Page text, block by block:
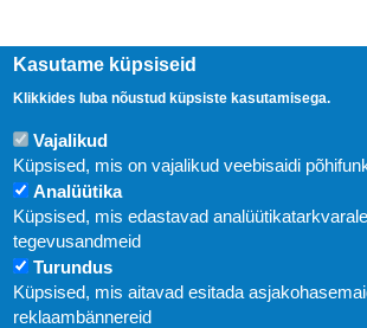
Uudised
KIRJASTUS PEGASUS OÜ
Kasutame küpsiseid
Klikkides luba nõustud küpsiste kasutamisega.
Vajalikud
Küpsised, mis on vajalikud veebisaidi
Analüütika
Küpsised, mis edastavad
tegevusandmeid
Turundus
Küpsised, mis aitavad esitada
reklaambännereid